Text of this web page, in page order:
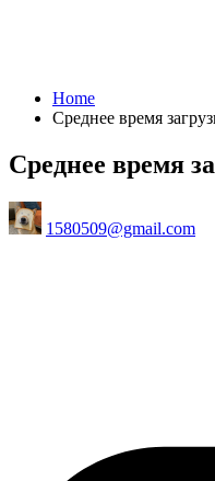
Home
Среднее время
Среднее время
Posted
by
1580509@gmail.com